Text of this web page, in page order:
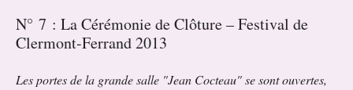
N° 7 : La Cérémonie de Clôture – Festival de
Clermont-Ferrand 2013
Les portes de la grande salle "Jean Cocteau" se sont ouvertes,